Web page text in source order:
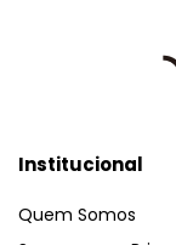
Institucional
Quem Somos